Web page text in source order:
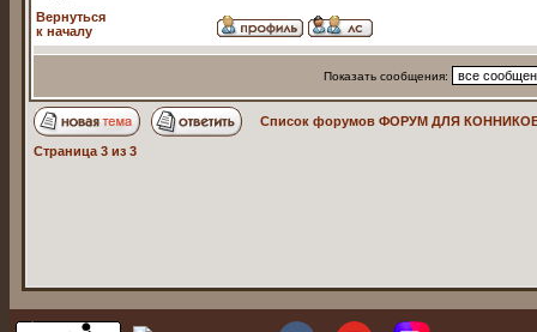
Вернуться
к началу
Показать сообщения:
Список форумов ФОРУМ ДЛЯ КОННИКОВ
Страница 3 из 3